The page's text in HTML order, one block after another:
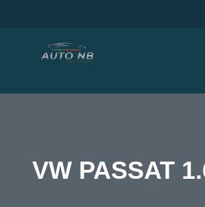
VW PASSAT